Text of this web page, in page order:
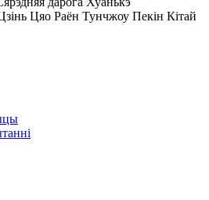
Цяо Раён Тунчжоу Пекін Кітай